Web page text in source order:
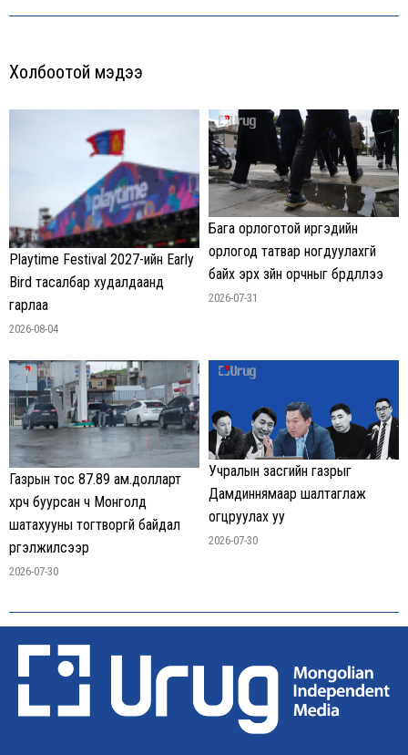
Холбоотой мэдээ
Playtime Festival 2027-ийн Early
Bird тасалбар худалдаанд
гарлаа
2026-08-04
Бага орлоготой иргэдийн
орлогод татвар ногдуулахгүй
байх эрх зүйн орчныг бүрдүүллээ
2026-07-31
Газрын тос 87.89 ам.долларт
хүрч буурсан ч Монголд
шатахууны тогтворгүй байдал
үргэлжилсээр
2026-07-30
Учралын засгийн газрыг
Дамдиннямаар шалтаглаж
огцруулах уу
2026-07-30